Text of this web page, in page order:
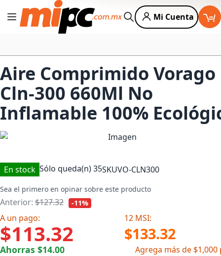
Cambiar Nav
Buscar
Mi Cuenta
Aire Comprimido Vorago
Cln-300 660Ml No
Inflamable 100%
En stock Sólo queda(n)35SKUVO-CLN300
Sea el primero en opinar sobre este producto
Anterior: $127.32 -11%
A un pago: 12 MSI:
$113.32 $133.32
Ahorras $14.00
Agrega más de $1,000